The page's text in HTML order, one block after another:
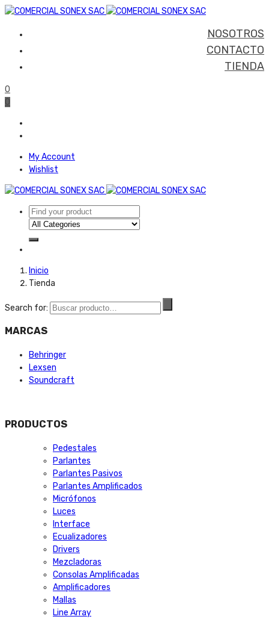
NOSOTROS
CONTACTO
TIENDA
0
0
My Account
Wishlist
Inicio
Tienda
Search for:
MARCAS
Behringer
Lexsen
Soundcraft
PRODUCTOS
Pedestales
Parlantes
Parlantes Pasivos
Parlantes Amplificados
Micrófonos
Luces
Interface
Ecualizadores
Drivers
Mezcladoras
Consolas Amplificadas
Amplificadores
Mallas
Line Array